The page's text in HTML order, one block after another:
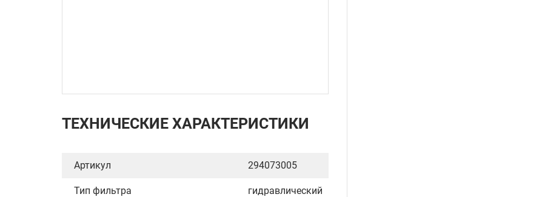
ТЕХНИЧЕСКИЕ ХАРАКТЕРИСТИКИ
Артикул 294073005
Тип фильтра гидравлический